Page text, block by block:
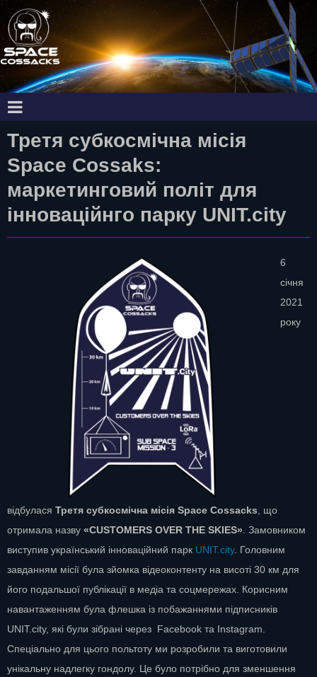
Третя субкосмічна місія
Space Cossaks:
маркетинговий політ для
інноваційнго парку UNIT.city
6
січня
2021
року
відбулася Третя субкосмічна місія Space Cossacks , що
отримала назву «CUSTOMERS OVER THE SKIES» . Замовником
виступив український інноваційний парк UNIT.city. Головним
завданням місії була зйомка відеоконтенту на висоті 30 км для
його подальшої публікації в медіа та соцмережах. Корисним
навантаженням була флешка із побажаннями підписників
UNIT.city, які були зібрані через Facebook та Instagram.
Спеціально для цього польтоту ми розробили та виготовили
унікальну надлегку гондолу. Це було потрібно для зменшення